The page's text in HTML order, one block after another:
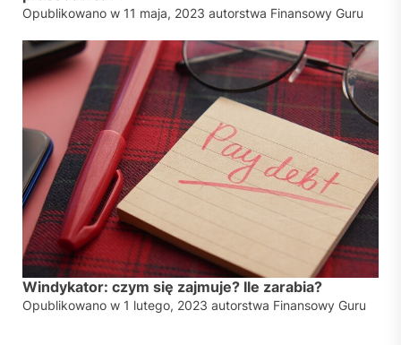
Opublikowano w 11 maja, 2023 autorstwa Finansowy Guru
Windykator: czym się zajmuje? Ile zarabia?
Opublikowano w 1 lutego, 2023 autorstwa Finansowy Guru